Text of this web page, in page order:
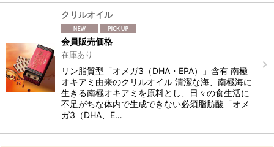
クリルオイル
会員販売価格
在庫あり
リン脂質型「オメガ3（DHA・EPA）」含有 南極
オキアミ由来のクリルオイル 清潔な海、南極海に
生きる南極オキアミを原料とし、日々の食生活に
不足がちな体内で生成できない必須脂肪酸「オメ
ガ3（DHA、E…